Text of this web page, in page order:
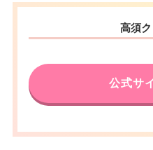
高須
公式サ